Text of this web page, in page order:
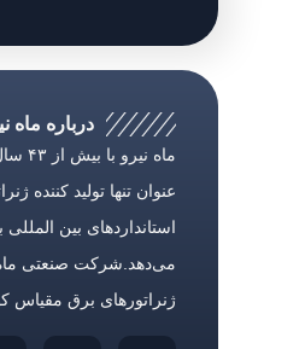
درباره ماه
ماه
عنوان تنها تولید كننده
استانداردهای بین
ژنراتورهای برق مقیاس